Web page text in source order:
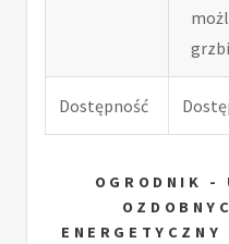
Dostępność
OGRODNIK -
ENERGETYCZNY